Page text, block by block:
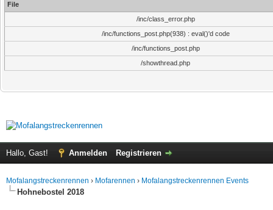
File
/inc/class_error.php
/inc/functions_post.php(938) : eval()'d code
/inc/functions_post.php
/showthread.php
Hallo, Gast! Anmelden Registrieren
Mofalangstreckenrennen › Mofarennen › Mofalangstreckenrennen Events
Hohnebostel 2018